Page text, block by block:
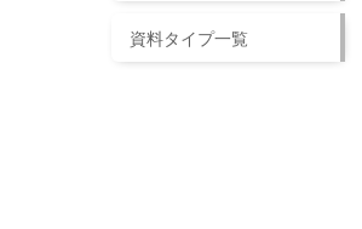
資料タイプ一覧